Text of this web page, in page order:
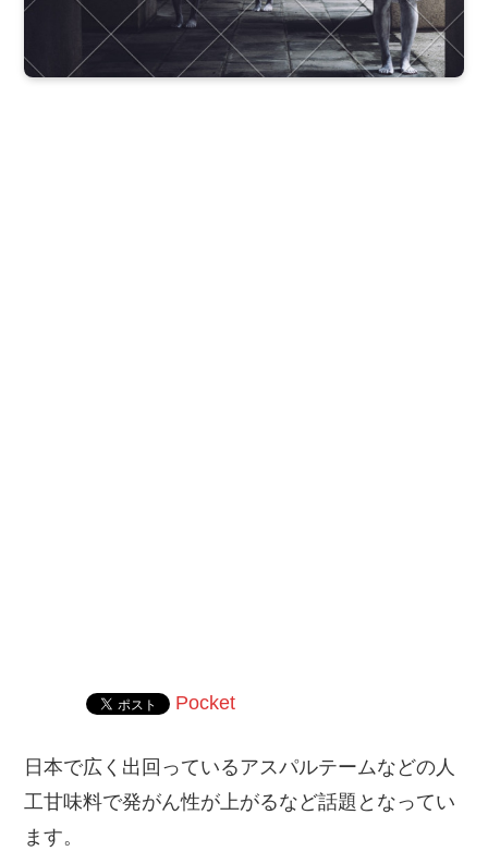
Pocket
日本で広く出回っているアスパルテームなどの人
工甘味料で発がん性が上がるなど話題となってい
ます。